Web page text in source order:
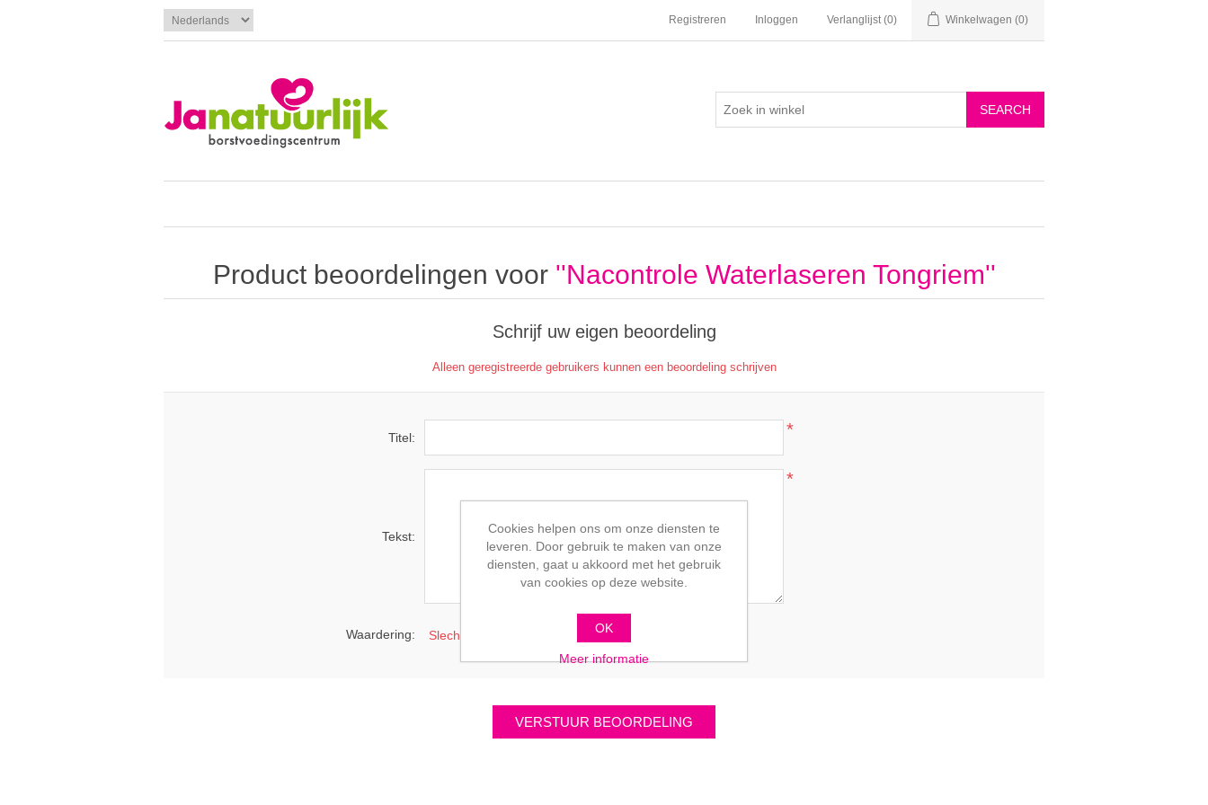
Registreren Inloggen Verlanglijst (0) Winkelwagen (0)
Product beoordelingen voor Nacontrole Waterlaseren Tongriem
Schrijf uw eigen beoordeling
Alleen geregistreerde gebruikers kunnen een beoordeling schrijven
Titel: *
Tekst:
*
Waardering: Slecht Uitstekend
Cookies helpen ons om onze diensten te
leveren. Door gebruik te maken van onze
diensten, gaat u akkoord met het gebruik
van cookies op deze website.
OK
Meer informatie